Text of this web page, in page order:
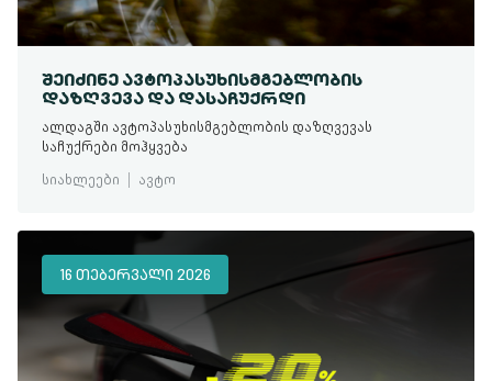
ᲨᲔᲘᲫᲘᲜᲔ ᲐᲕᲢᲝᲞᲐᲡᲣᲮᲘᲡᲛᲒᲔᲑᲚᲝᲑᲘᲡ
ᲓᲐᲖᲦᲕᲔᲕᲐ ᲓᲐ ᲓᲐᲡᲐᲩᲣᲥᲠᲓᲘ
ალდაგში ავტოპასუხისმგებლობის დაზღვევას
საჩუქრები მოჰყვება
სიახლეები
ავტო
16 ᲗᲔᲑᲔᲠᲕᲐᲚᲘ 2026